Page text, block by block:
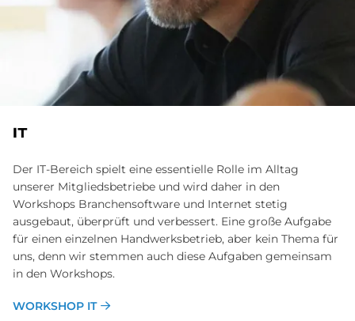
IT
Der IT-Bereich spielt eine essentielle Rolle im Alltag
unserer Mitgliedsbetriebe und wird daher in den
Workshops Branchensoftware und Internet stetig
ausgebaut, überprüft und verbessert. Eine große Aufgabe
für einen einzelnen Handwerksbetrieb, aber kein Thema für
uns, denn wir stemmen auch diese Aufgaben gemeinsam
in den Workshops.
WORKSHOP IT